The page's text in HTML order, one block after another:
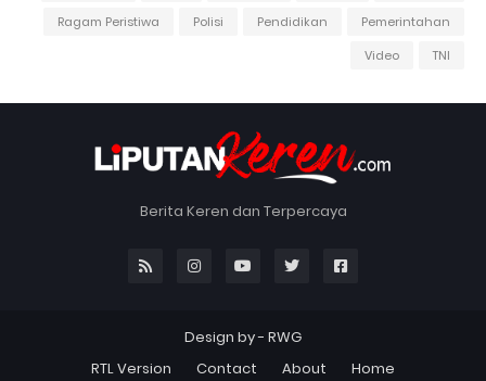
Pemerintahan
Pendidikan
Polisi
Ragam Peristiwa
TNI
Video
Berita Keren dan Terpercaya
Design by - RWG
Home
About
Contact
RTL Version